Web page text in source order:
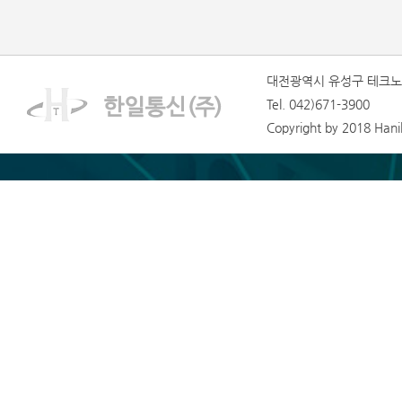
대전광역시 유성구 테크
Tel. 042)671-3900
Copyright by 2018